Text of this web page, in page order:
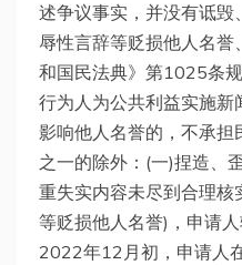
述争议事实，并没有诋
辱性言辞等贬损他人名
和国民法典》第1025条
行为人为公共利益实施新
影响他人名誉的，不承担
之一的除外：(一)捏造、
重失实内容未尽到合理核
等贬损他人名誉)，申请
2022年12月初，申请人